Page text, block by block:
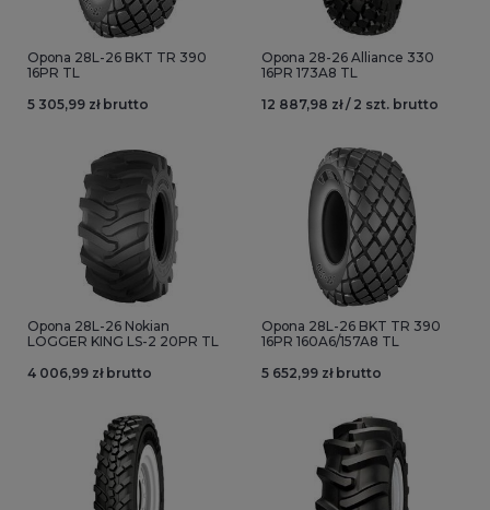
Opona 28L-26 BKT TR 390
16PR TL
5 305,99 zł brutto
Opona 28-26 Alliance 330
16PR 173A8 TL
12 887,98 zł / 2 szt. brutto
Opona 28L-26 Nokian
LOGGER KING LS-2 20PR TL
4 006,99 zł brutto
Opona 28L-26 BKT TR 390
16PR 160A6/157A8 TL
5 652,99 zł brutto